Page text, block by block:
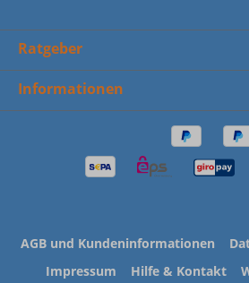
Ratgeber
Informationen
AGB und Kundeninformationen
Impressum
Hilfe & Kontakt